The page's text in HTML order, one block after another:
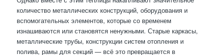
количество металлических конструкций, оборудования и
вспомогательных элементов, которые со временем
изнашиваются или становятся ненужными. Старые каркасы,
металлические трубы, конструкции систем отопления и
полива, рамы для секций — всё это превращается в